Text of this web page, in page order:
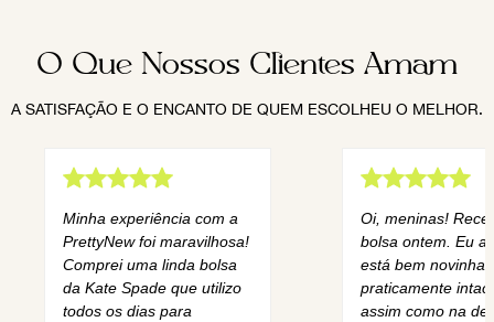
O Que Nossos Clientes Amam
A SATISFAÇÃO E O ENCANTO DE QUEM ESCOLHEU O MELHOR.
Minha experiência com a
PrettyNew foi maravilhosa!
Comprei uma linda bolsa
da Kate Spade que utilizo
todos os dias para
Oi, meninas!
bolsa ontem. Eu
está bem novinha,
praticamente
assim como na